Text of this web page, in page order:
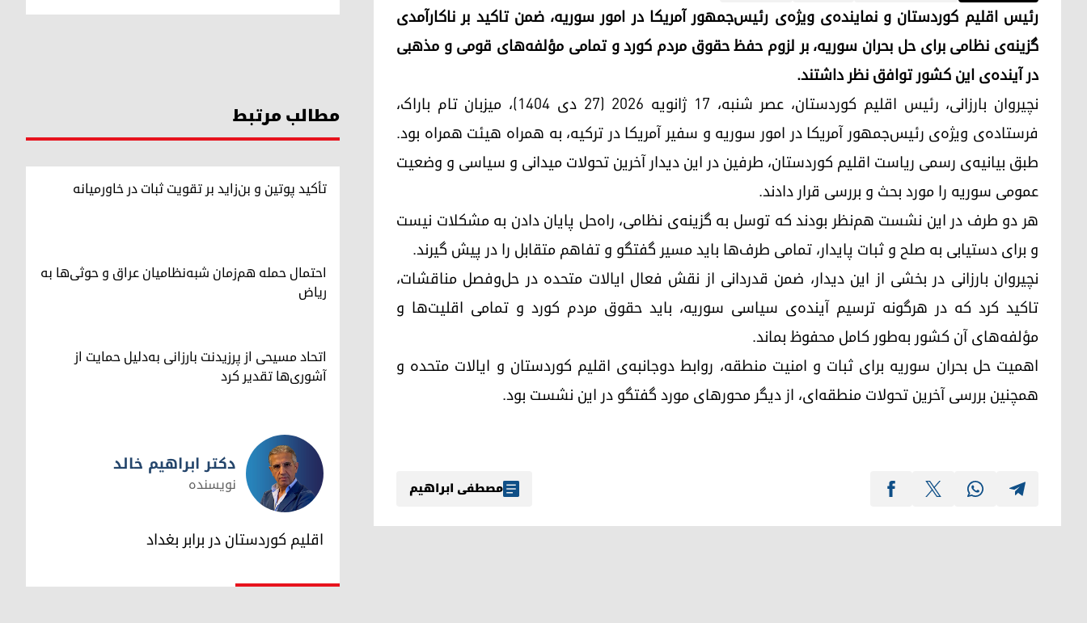
رئیس اقلیم کوردستان و نماینده‌ی ویژه‌ی رئیس‌جمهور آمریکا در امور سوریه، ضمن تاکید بر ناکارآمدی
گزینه‌ی نظامی برای حل بحران سوریه، بر لزوم حفظ حقوق مردم کورد و تمامی مؤلفه‌های قومی و مذهبی
در آینده‌ی این کشور توافق نظر داشتند.
نچیروان بارزانی، رئیس اقلیم کوردستان، عصر شنبه، ۱۷ ژانویه ۲۰۲۶ (۲۷ دی ۱۴۰۴)، میزبان تام باراک،
فرستاده‌ی ویژه‌ی رئیس‌جمهور آمریکا در امور سوریه و سفیر آمریکا در ترکیه، به همراه هیئت همراه بود.
طبق بیانیه‌ی رسمی ریاست اقلیم کوردستان، طرفین در این دیدار آخرین تحولات میدانی و سیاسی و وضعیت
عمومی سوریه را مورد بحث و بررسی قرار دادند.
هر دو طرف در این نشست هم‌نظر بودند که توسل به گزینه‌ی نظامی، راه‌حل پایان دادن به مشکلات نیست
و برای دستیابی به صلح و ثبات پایدار، تمامی طرف‌ها باید مسیر گفتگو و تفاهم متقابل را در پیش گیرند.
نچیروان بارزانی در بخشی از این دیدار، ضمن قدردانی از نقش فعال ایالات متحده در حل‌وفصل مناقشات،
تاکید کرد که در هرگونه ترسیم آینده‌ی سیاسی سوریه، باید حقوق مردم کورد و تمامی اقلیت‌ها و
مؤلفه‌های آن کشور به‌طور کامل محفوظ بماند.
اهمیت حل بحران سوریه برای ثبات و امنیت منطقه، روابط دوجانبه‌ی اقلیم کوردستان و ایالات متحده و
همچنین بررسی آخرین تحولات منطقه‌ای، از دیگر محورهای مورد گفتگو در این نشست بود.
مصطفی ابراهیم
مطالب مرتبط
تأکید پوتین و بن‌زاید بر تقویت ثبات در خاورمیانه
احتمال حمله هم‌زمان شبه‌نظامیان عراق و حوثی‌ها به
ریاض
اتحاد مسیحی از پرزیدنت بارزانی به‌دلیل حمایت از
آشوری‌ها تقدیر کرد
دکتر ابراهیم خالد
دکتر ابراهیم خالد
نویسنده
اقلیم کوردستان در برابر بغداد